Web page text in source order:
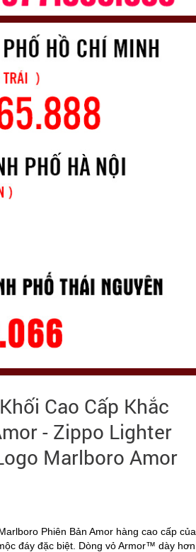
Cao Cấp Khắc
- Zippo Lighter
Marlboro Amor
Phiên Bản Amor hàng cao cấp của
đáy đặc biệt. Dòng vỏ Armor™ dày hơn